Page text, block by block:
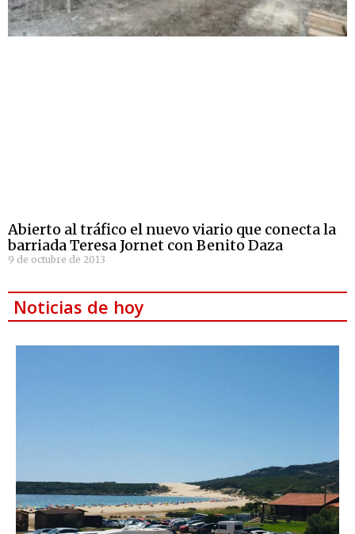
Abierto al tráfico el nuevo viario que conecta la
barriada Teresa Jornet con Benito Daza
9 de octubre de 2013
Noticias de hoy